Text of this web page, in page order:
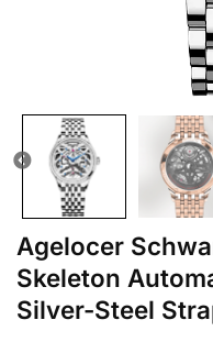
Agelocer
Skeleton
Silver-Steel